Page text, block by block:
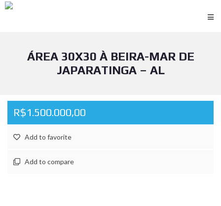
ÁREA 30X30 À BEIRA-MAR DE
JAPARATINGA – AL
R$1.500.000,00
Add to favorite
Add to compare